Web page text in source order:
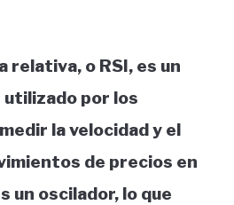
relativa, o RSI, es un
por los
la velocidad y el
de precios en
un oscilador, lo que